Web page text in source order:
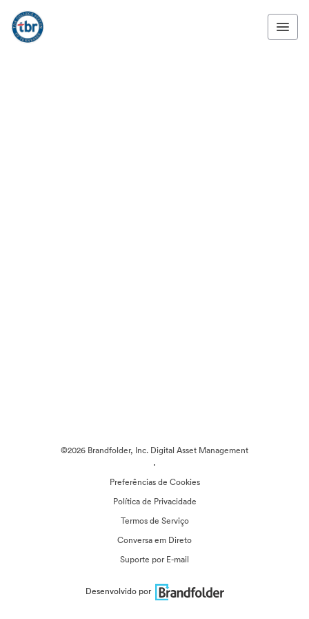
©2026 Brandfolder, Inc. Digital Asset Management
·
Preferências de Cookies
Política de Privacidade
Termos de Serviço
Conversa em Direto
Suporte por E-mail
Desenvolvido por